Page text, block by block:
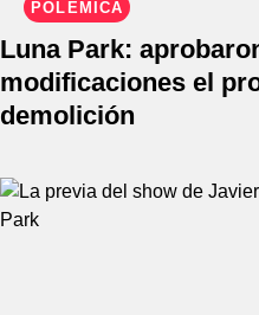
POLÉMICA
Luna Park:
modificaciones el
demolición